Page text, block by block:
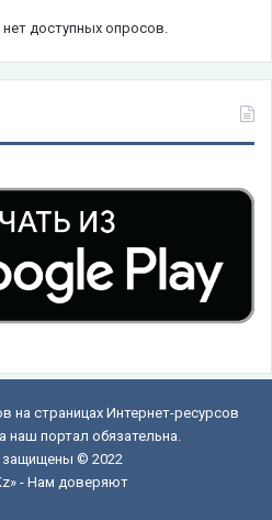
доступных опросов.
на страницах Интернет-ресурсов
наш портал обязательна.
защищены © 2022
- Нам доверяют